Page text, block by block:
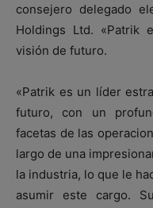
consejero delegado
Holdings Ltd. «Patrik
visión de futuro.
«Patrik es un líder
futuro, con un
facetas de las
largo de una
la industria, lo que le
asumir este cargo.